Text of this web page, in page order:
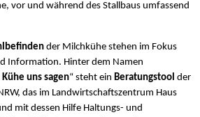
vor und während des Stallbaus umfassend
der Milchkühe stehen im Fokus
Information. Hinter dem Namen
uns sagen“ steht ein Beratungstool der
das im Landwirtschaftszentrum Haus
mit dessen Hilfe Haltungs- und